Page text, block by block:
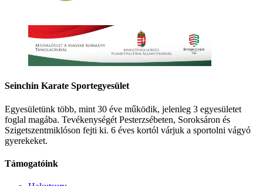
Seinchin Karate Sportegyesület
Egyesületünk több, mint 30 éve működik, jelenleg 3 egyesületet
foglal magába. Tevékenységét Pesterzsébeten, Soroksáron és
Szigetszentmiklóson fejti ki. 6 éves kortól várjuk a sportolni vágyó
gyerekeket.
Támogatóink